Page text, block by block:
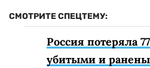
СМОТРИТЕ СПЕЦТЕМУ:
Россия потеряла
убитыми и